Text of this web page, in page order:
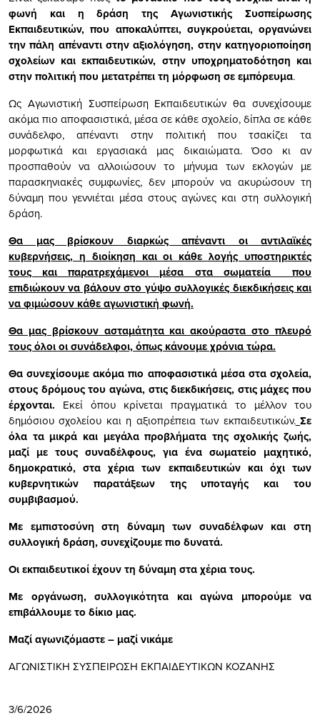
φωνή και η δράση της Αγωνιστικής Συσπείρωσης
Εκπαιδευτικών, που αποκαλύπτει, συγκρούεται, οργανώνει
την πάλη απέναντι στην αξιολόγηση, στην κατηγοριοποίηση
σχολείων και εκπαιδευτικών, στην υποχρηματοδότηση και
στην πολιτική που μετατρέπει τη μόρφωση σε εμπόρευμα.
Ως Αγωνιστική Συσπείρωση Εκπαιδευτικών θα συνεχίσουμε
ακόμα πιο αποφασιστικά, μέσα σε κάθε σχολείο, δίπλα σε κάθε
συνάδελφο, απέναντι στην πολιτική που τσακίζει τα
μορφωτικά και εργασιακά μας δικαιώματα. Όσο κι αν
προσπαθούν να αλλοιώσουν το μήνυμα των εκλογών με
παρασκηνιακές συμφωνίες, δεν μπορούν να ακυρώσουν τη
δύναμη που γεννιέται μέσα στους αγώνες και στη συλλογική
δράση.
Θα μας βρίσκουν διαρκώς απέναντι οι αντιλαϊκές
κυβερνήσεις, η διοίκηση και οι κάθε λογής υποστηρικτές
τους και παρατρεχάμενοι μέσα στα σωματεία που
επιδιώκουννα βάλουν στο γύψο συλλογικές διεκδικήσεις και
να φιμώσουν κάθε αγωνιστική φωνή.
Θα μας βρίσκουν ασταμάτητα και ακούραστα στο πλευρό
τους όλοι οι συνάδελφοι, όπως κάνουμε χρόνια τώρα.
Θα συνεχίσουμε ακόμα πιο αποφασιστικά μέσα στα σχολεία,
στους δρόμους του αγώνα, στις διεκδικήσεις, στις μάχες που
έρχονται. Εκεί όπου κρίνεται πραγματικά το μέλλον του
δημόσιου σχολείου και η αξιοπρέπεια των εκπαιδευτικών. Σε
όλα τα μικρά και μεγάλα προβλήματα της σχολικής ζωής,
μαζί με τους συναδέλφους, για ένα σωματείο μαχητικό,
δημοκρατικό, στα χέρια των εκπαιδευτικών και όχι των
κυβερνητικών παρατάξεων της υποταγής και του
συμβιβασμού.
Με εμπιστοσύνη στη δύναμη των συναδέλφων και στη
συλλογική δράση, συνεχίζουμε πιο δυνατά.
Οι εκπαιδευτικοί έχουν τη δύναμη στα χέρια τους.
Με οργάνωση, συλλογικότητα και αγώνα μπορούμε να
επιβάλλουμε το δίκιο μας.
Μαζί αγωνιζόμαστε – μαζί νικάμε
ΑΓΩΝΙΣΤΙΚΗ ΣΥΣΠΕΙΡΩΣΗ ΕΚΠΑΙΔΕΥΤΙΚΩΝ ΚΟΖΑΝΗΣ
3/6/2026